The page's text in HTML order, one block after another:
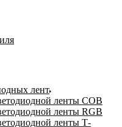
лент
ленты COB
ленты RGB
ленты Т-